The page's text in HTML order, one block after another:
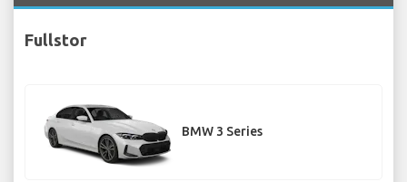
Fullstor
BMW 3 Series